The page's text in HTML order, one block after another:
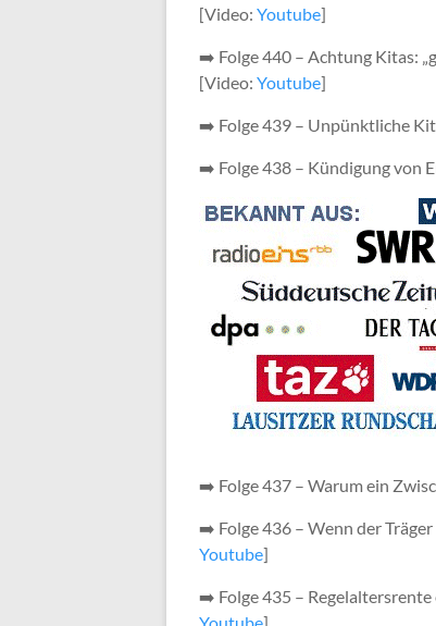
[Video: Youtube]
➡️ Folge 440 – Achtung Kitas:
[Video: Youtube]
➡️ Folge 439 – Unpünktliche
➡️ Folge 438 – Kündigung von
➡️ Folge 437 – Warum ein
➡️ Folge 436 – Wenn der
Youtube]
➡️ Folge 435 –